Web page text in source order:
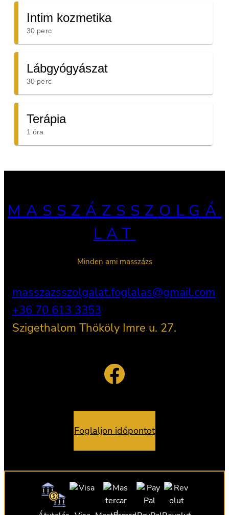
MASSZÁZSSZOLGÁ
LAT
Minden ami masszázs
masszazsszolgalat.foglalas@gmail.com
+36 70 613 3353
Szigethalom Thököly Imre u. 27.
Facebook
Foglaljon időpontot